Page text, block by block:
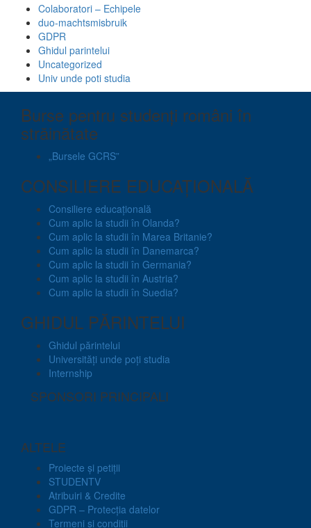
Colaboratori – Echipele
duo-machtsmisbruik
GDPR
Ghidul parintelui
Uncategorized
Univ unde poti studia
Burse pentru studenți români în
străinătate
„Bursele GCRS”
CONSILIERE EDUCAȚIONALĂ
Consiliere educațională
Cum aplic la studii în Olanda?
Cum aplic la studii în Marea Britanie?
Cum aplic la studii în Danemarca?
Cum aplic la studii în Germania?
Cum aplic la studii în Austria?
Cum aplic la studii în Suedia?
GHIDUL PĂRINTELUI
Ghidul părintelui
Universități unde poți studia
Internship
SPONSORI PRINCIPALI
ALTELE
Proiecte și petiții
STUDENTV
Atribuiri & Credite
GDPR – Protecția datelor
Termeni și condiții